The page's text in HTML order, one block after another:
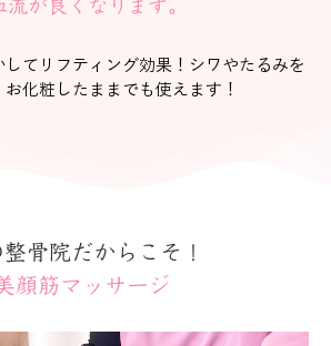
が良くなります。
てリフティング効果！シワやたるみを
化粧したままでも使えます！
骨院だからこそ！
顔筋マッサージ